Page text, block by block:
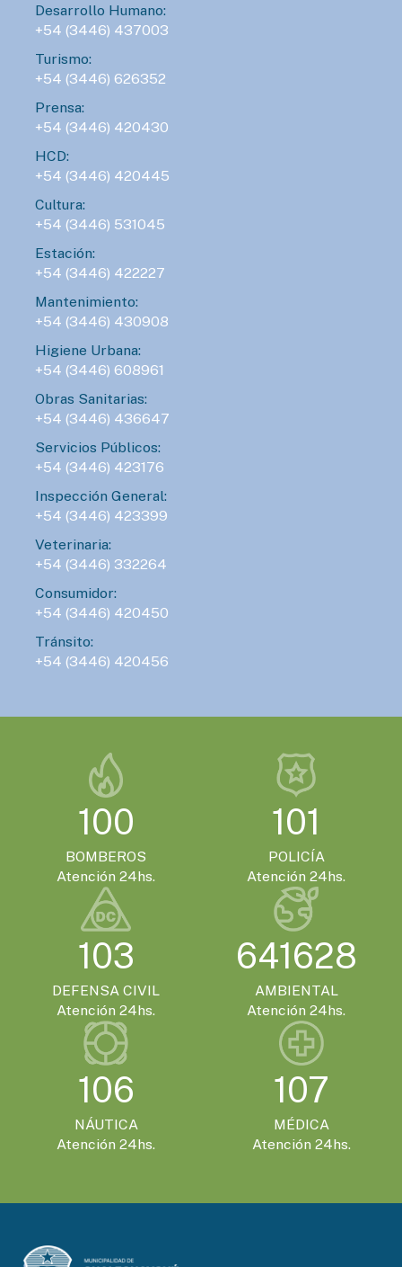
Desarrollo Humano:
+54 (3446) 437003
Turismo:
+54 (3446) 626352
Prensa:
+54 (3446) 420430
HCD:
+54 (3446) 420445
Cultura:
+54 (3446) 531045
Estación:
+54 (3446) 422227
Mantenimiento:
+54 (3446) 430908
Higiene Urbana:
+54 (3446) 608961
Obras Sanitarias:
+54 (3446) 436647
Servicios Públicos:
+54 (3446) 423176
Inspección General:
+54 (3446) 423399
Veterinaria:
+54 (3446) 332264
Consumidor:
+54 (3446) 420450
Tránsito:
+54 (3446) 420456
100
BOMBEROS
Atención 24hs.
101
POLICÍA
Atención 24hs.
103
DEFENSA CIVIL
Atención 24hs.
641628
AMBIENTAL
Atención 24hs.
106
NÁUTICA
Atención 24hs.
107
MÉDICA
Atención 24hs.